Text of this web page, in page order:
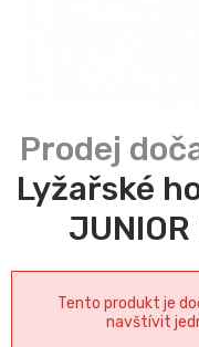
Lyžařské
Tento produkt je
navštívit